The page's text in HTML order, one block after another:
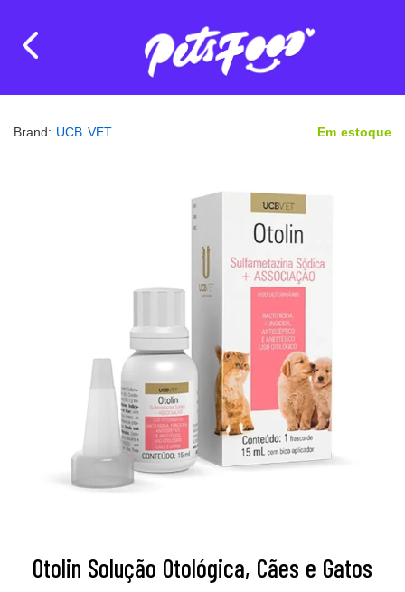
Brand: UCB VET Em estoque
Otolin Solução Otológica, Cães e Gatos